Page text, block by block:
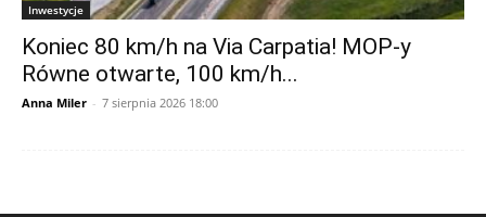
Inwestycje
Koniec 80 km/h na Via Carpatia! MOP-y
Równe otwarte, 100 km/h...
Anna Miler - 7 sierpnia 2026 18:00